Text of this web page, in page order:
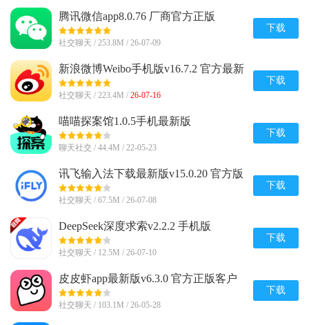
腾讯微信app8.0.76 厂商官方正版
社交聊天 / 253.8M / 26-07-09
下载
新浪微博Weibo手机版v16.7.2 官方最新
版
社交聊天 / 223.4M / 26-07-16
下载
喵喵探案馆1.0.5手机最新版
聊天社交 / 44.4M / 22-05-23
下载
讯飞输入法下载最新版v15.0.20 官方版
社交聊天 / 67.5M / 26-07-08
下载
DeepSeek深度求索v2.2.2 手机版
社交聊天 / 12.5M / 26-07-10
下载
皮皮虾app最新版v6.3.0 官方正版客户
端
社交聊天 / 103.1M / 26-05-28
下载